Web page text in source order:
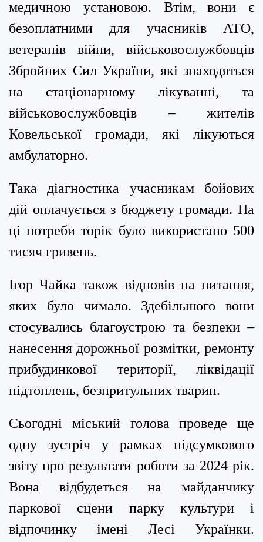
медичною установою. Втім, вони є
безоплатними для учасників АТО,
ветеранів війни, військовослужбовців
Збройних Сил України, які знаходяться
на стаціонарному лікуванні, та
військовослужбовців – жителів
Ковельської громади, які лікуються
амбулаторно.
Така діагностика учасникам бойових
дій оплачується з бюджету громади. На
ці потреби торік було використано 500
тисяч гривень.
Ігор Чайка також відповів на питання,
яких було чимало. Здебільшого вони
стосувались благоустрою та безпеки –
нанесення дорожньої розмітки, ремонту
прибудинкової території, ліквідації
підтоплень, безпритульних тварин.
Сьогодні міський голова проведе ще
одну зустріч у рамках підсумкового
звіту про результати роботи за 2024 рік.
Вона відбудеться на майданчику
паркової сцени парку культури і
відпочинку імені Лесі Українки.